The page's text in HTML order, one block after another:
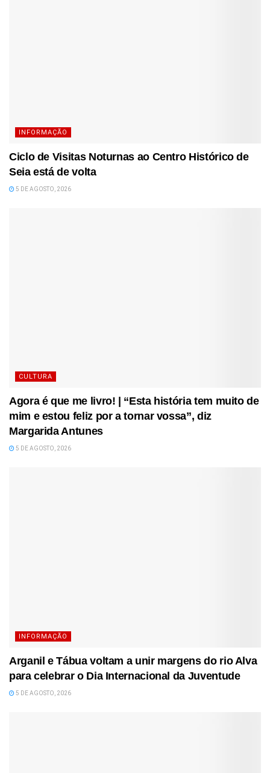
INFORMAÇÃO
Ciclo de Visitas Noturnas ao Centro Histórico de
Seia está de volta
5 DE AGOSTO, 2026
CULTURA
Agora é que me livro! | “Esta história tem muito de
mim e estou feliz por a tornar vossa”, diz
Margarida Antunes
5 DE AGOSTO, 2026
INFORMAÇÃO
Arganil e Tábua voltam a unir margens do rio Alva
para celebrar o Dia Internacional da Juventude
5 DE AGOSTO, 2026